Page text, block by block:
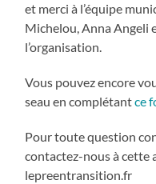
et merci à l’équipe
Michelou, Anna Angeli
l’organisation.
Vous pouvez encore
seau en complétantce
Pour toute question
contactez-nous à cette
lepreentransition.fr